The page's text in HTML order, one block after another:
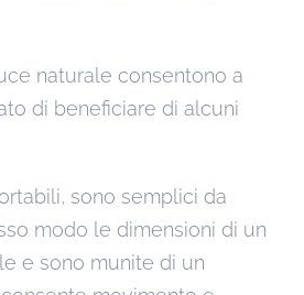
naturale consentono a
di beneficiare di alcuni
sono semplici da
modo le dimensioni di un
e sono munite di un